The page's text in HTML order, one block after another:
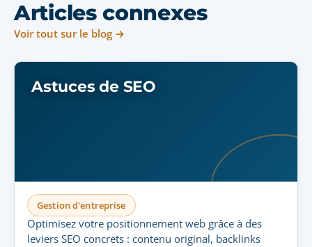
Articles connexes
Voir tout sur le blog →
Astuces de SEO
Gestion d'entreprise
Optimisez votre positionnement web grâce à des
leviers SEO concrets : contenu original, backlinks